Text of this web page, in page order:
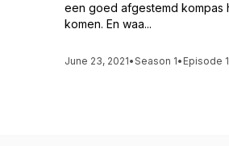
een goed afgestemd kompas
komen. En waa...
June 23, 2021•Season 1• Episode 1